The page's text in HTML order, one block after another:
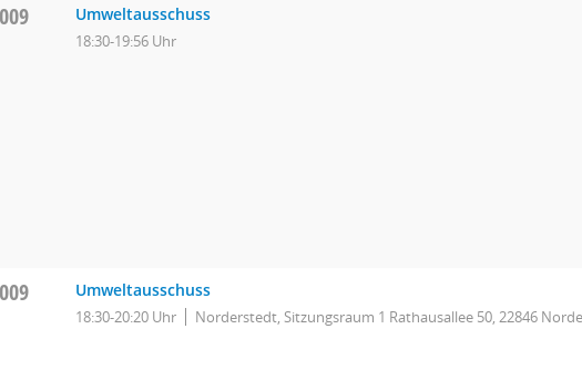
Umweltausschuss
18:30-19:56 Uhr
Umweltausschuss
18:30-20:20 Uhr Norderstedt, Sitzungsraum 1 Rathausallee 50, 22846